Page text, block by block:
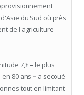
du Sud où près
de l'agriculture
7,8 – le plus
80 ans – a secoué
tout en limitant